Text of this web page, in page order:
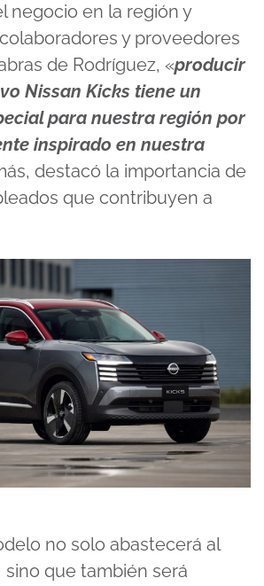
negocio en la región y
y proveedores
de Rodríguez, «producir
Nissan Kicks tiene un
para nuestra región por
inspirado en nuestra
destacó la importancia de
que contribuyen a
no solo abastecerá al
que también será